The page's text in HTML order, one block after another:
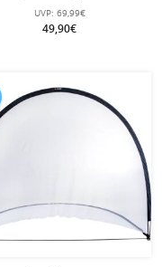
UVP: 69,99€
49,90€